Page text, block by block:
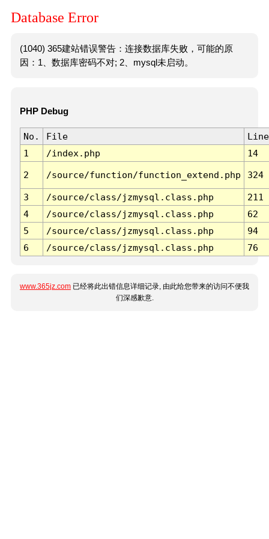
Database Error
(1040) 365建站错误警告：连接数据库失败，可能的原
因：1、数据库密码不对; 2、mysql未启动。
PHP Debug
No. File
Line
1
/index.php 14
2 /source/function/function_extend.php 324
3 /source/class/jzmysql.class.php
211
4
/source/class/jzmysql.class.php
62
5
/source/class/jzmysql.class.php
94
6
/source/class/jzmysql.class.php 76
www.365jz.com 已经将此出错信息详细记录, 由此给您带来的访问不便我
们深感歉意.